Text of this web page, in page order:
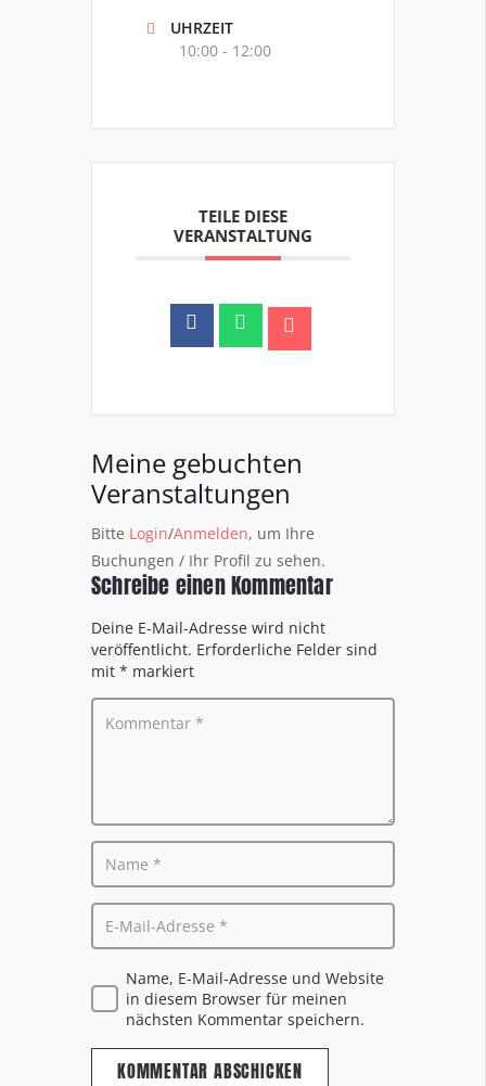
UHRZEIT
10:00 - 12:00
TEILE DIESE
VERANSTALTUNG
Meine gebuchten
Veranstaltungen
Bitte Login/Anmelden, um Ihre
Buchungen / Ihr Profil zu sehen.
Schreibe einen Kommentar
Deine E-Mail-Adresse wird nicht
veröffentlicht. Erforderliche Felder sind
mit * markiert
Name, E-Mail-Adresse und Website
in diesem Browser für meinen
nächsten Kommentar speichern.
KOMMENTAR ABSCHICKEN